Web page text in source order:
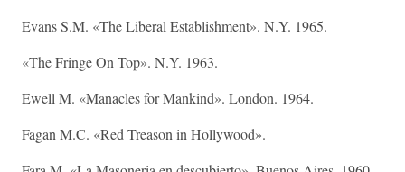
Evans S.M. «The Liberal Establishment». N.Y. 1965.
«The Fringe On Top». N.Y. 1963.
Ewell M. «Manacles for Mankind». London. 1964.
Fagan M.C. «Red Treason in Hollywood».